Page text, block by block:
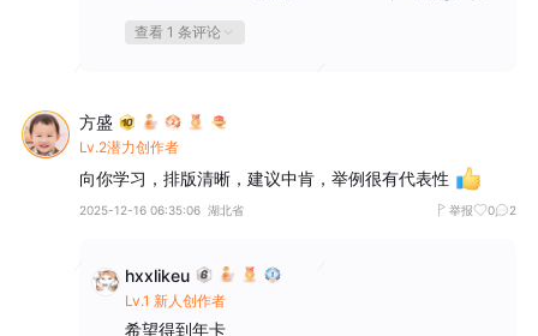
查看 1 条评论
方盛
Lv.2潜力创作者
向你学习，排版清晰，建议中肯，举例很有代表性
2025-12-16 06:35:06 湖北省 举报 0 2
hxxlikeu
Lv.1 新人创作者
希望得到年卡